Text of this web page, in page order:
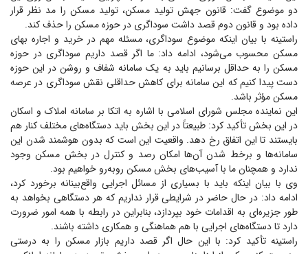
دو موضوع گفت: قانون جهش تولید مسکن، تولید مسکن را مد نظر قرار
داده بود و قانون دوم قصد داشت سوداگری در حوزه مسکن را حذف کند.
راستینه با بیان اینکه موضوع سوداگری، مسئله مهم در خرید و اجاره بهای
مسکن محسوب می‌شود، ادامه داد: ما اگر قصد داریم سوداگری در حوزه
مسکن را به حداقل برسانیم باید به یک سامانه شفاف و روشن در این حوزه
دست پیدا کنیم که این سامانه برای کاهش حداقلی نقش سوداگری در عرصه
مسکن مؤثر باشد.
این نماینده مجلس شورای اسلامی با اشاره به اتکا بر سامانه املاک و اسکان
در این بخش تأکید کرد: طبیعتاً در این بخش باید دستگاه‌های مختلف کنار هم
بایستند تا این اتفاق رخ دهد. واقعیت این است که بدون هوشمند شدن این
سامانه‌ها و برخط شدن آن‌ها امکان رصد و کنترل در بخش مسکن وجود
ندارد و همچنان ما با آسیب‌های بخش مسکن روبه‌رو خواهیم بود.
وی با بیان اینکه باید با بسیاری از مسائل اجرایی واقع‌بینانه برخورد کرد،
ادامه داد: در حال حاضر در شرایطی قرار نداریم که هر دستگاهی بخواهد به
طور جزیره‌ای به اقدامات خود بپردازد، بنابراین در رابطه با همه امور ضرورت
دارد تا دستگاه‌های اجرایی با هم هماهنگی و همکاری داشته باشند.
راستینه تأکید کرد: با این حال اگر قصد داریم بازار مسکن را به درستی